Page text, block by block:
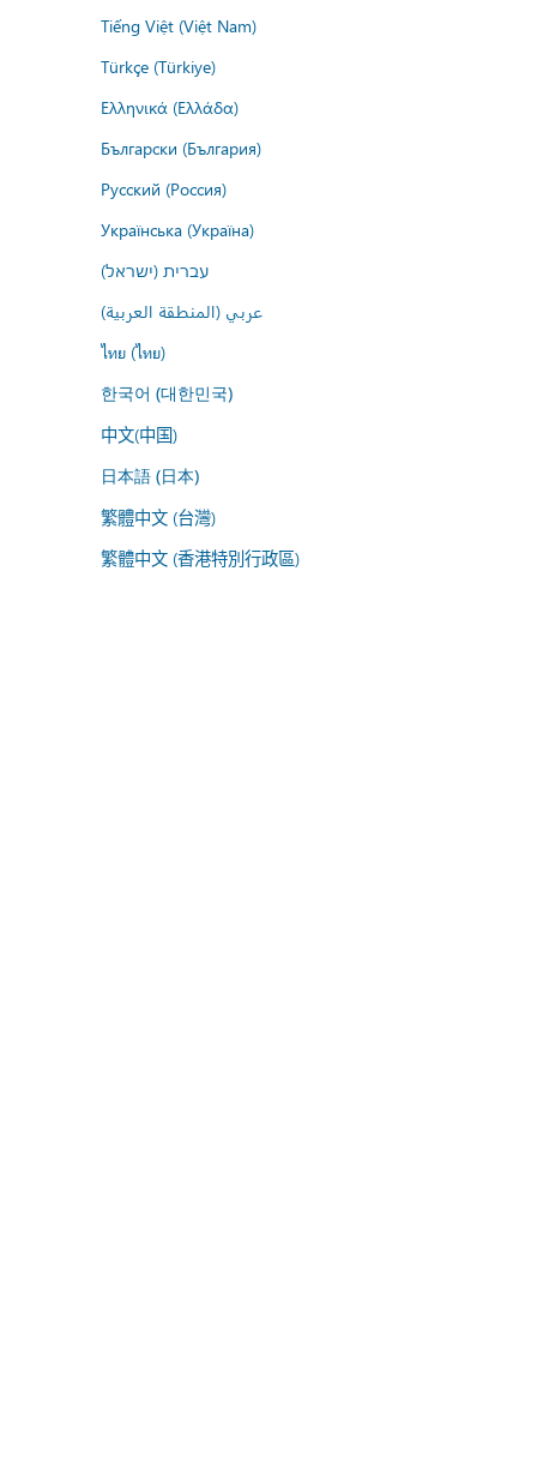
Tiếng Việt (Việt Nam)
Türkçe (Türkiye)
Ελληνικά (Ελλάδα)
Български (България)
Русский (Россия)
Українська (Україна)
עברית (ישראל)
عربي (المنطقة العربية)
ไทย (ไทย)
한국어 (대한민국)
中文(中国)
日本語 (日本)
繁體中文 (台灣)
繁體中文 (香港特別行政區)